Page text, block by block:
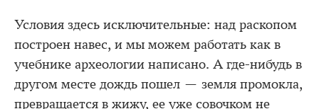
Условия здесь исключительные: над раскопом
построен навес, и мы можем работать как в
учебнике археологии написано. А где-нибудь в
другом месте дождь пошел — земля промокла,
превращается в жижу, ее уже совочком не